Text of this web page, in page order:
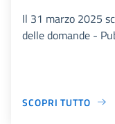
Il 31 marzo 2025
delle domande -
SCOPRI TUTTO